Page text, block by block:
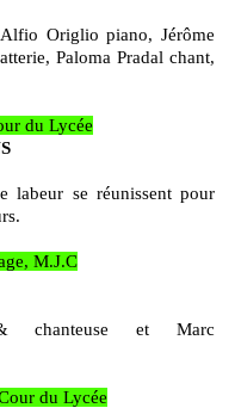
Origlio piano, Jérôme
Paloma Pradal chant,
du Lycée
labeur se réunissent pour
M.J.C
chanteuse et Marc
du Lycée